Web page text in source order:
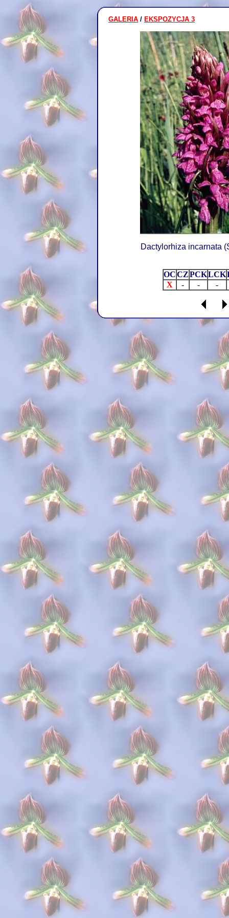
GALERIA / EKSPOZYCJA 3
Dactylorhiza incarnata
OCCZPCKLCK
X
- - -